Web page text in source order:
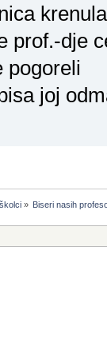
prof.-dje
pogoreli
joj
» Biseri nasih